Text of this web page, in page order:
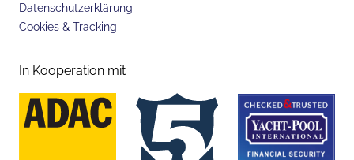
Datenschutzerklärung
Cookies & Tracking
In Kooperation mit